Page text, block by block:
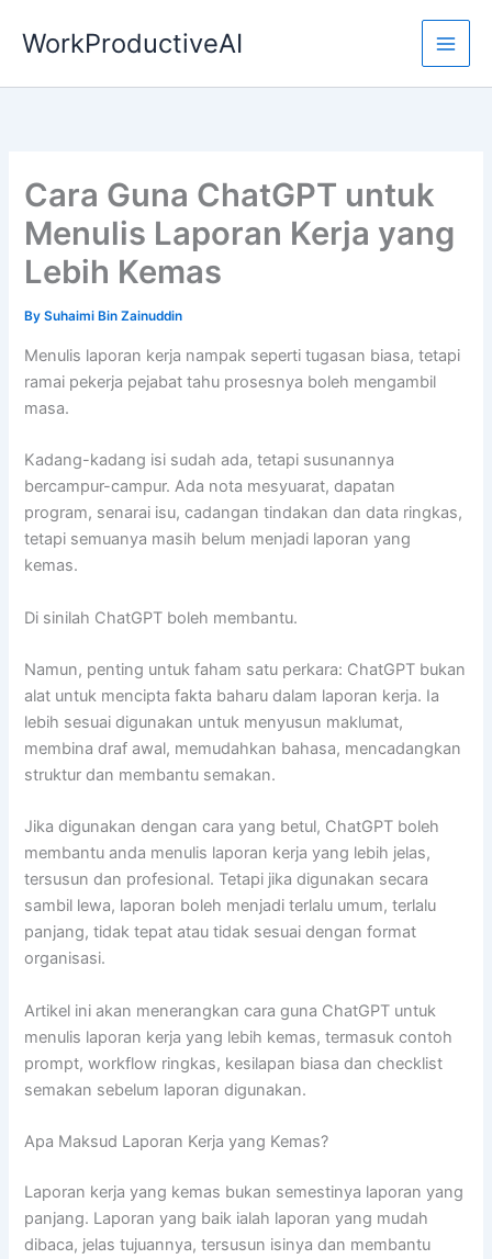
WorkProductiveAI
Cara Guna ChatGPT untuk
Menulis Laporan Kerja yang
Lebih Kemas
BySuhaimi Bin Zainuddin
Menulis laporan kerja nampak seperti tugasan biasa, tetapi
ramai pekerja pejabat tahu prosesnya boleh mengambil
masa.
Kadang-kadang isi sudah ada, tetapi susunannya
bercampur-campur. Ada nota mesyuarat, dapatan
program, senarai isu, cadangan tindakan dan data ringkas,
tetapi semuanya masih belum menjadi laporan yang
kemas.
Di sinilah ChatGPT boleh membantu.
Namun, penting untuk faham satu perkara: ChatGPT bukan
alat untuk mencipta fakta baharu dalam laporan kerja. Ia
lebih sesuai digunakan untuk menyusun maklumat,
membina draf awal, memudahkan bahasa, mencadangkan
struktur dan membantu semakan.
Jika digunakan dengan cara yang betul, ChatGPT boleh
membantu anda menulis laporan kerja yang lebih jelas,
tersusun dan profesional. Tetapi jika digunakan secara
sambil lewa, laporan boleh menjadi terlalu umum, terlalu
panjang, tidak tepat atau tidak sesuai dengan format
organisasi.
Artikel ini akan menerangkan cara guna ChatGPT untuk
menulis laporan kerja yang lebih kemas, termasuk contoh
prompt, workflow ringkas, kesilapan biasa dan checklist
semakan sebelum laporan digunakan.
Apa Maksud Laporan Kerja yang Kemas?
Laporan kerja yang kemas bukan semestinya laporan yang
panjang. Laporan yang baik ialah laporan yang mudah
dibaca, jelas tujuannya, tersusun isinya dan membantu